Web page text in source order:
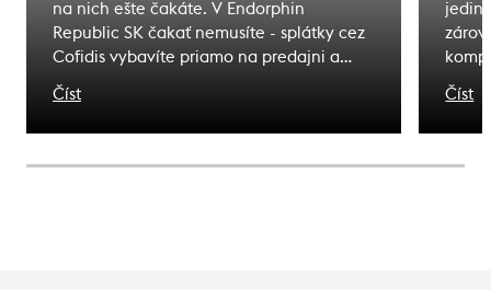
na nich ešte čakáte. V Endorphin
Republic SK čakať nemusíte - splátky cez
Cofidis vybavíte priamo na predajni a
odídete s tým, čo ste si vybrali. Zážitky, na
ktoré čakáte sú bližšie, ako si myslíte.
Číst Číst